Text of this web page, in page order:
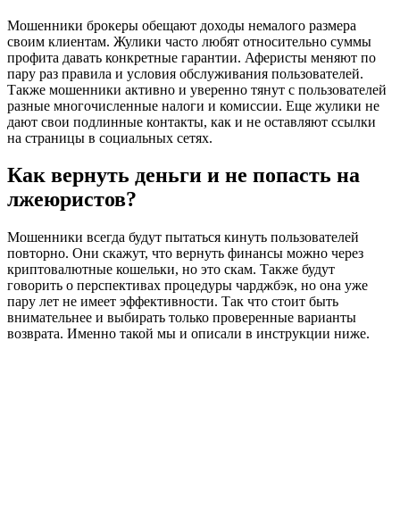
Мошенники брокеры обещают доходы немалого размера
своим клиентам. Жулики часто любят относительно суммы
профита давать конкретные гарантии. Аферисты меняют по
пару раз правила и условия обслуживания пользователей.
Также мошенники активно и уверенно тянут с пользователей
разные многочисленные налоги и комиссии. Еще жулики не
дают свои подлинные контакты, как и не оставляют ссылки
на страницы в социальных сетях.
Как вернуть деньги и не попасть на
лжеюристов?
Мошенники всегда будут пытаться кинуть пользователей
повторно. Они скажут, что вернуть финансы можно через
криптовалютные кошельки, но это скам. Также будут
говорить о перспективах процедуры чарджбэк, но она уже
пару лет не имеет эффективности. Так что стоит быть
внимательнее и выбирать только проверенные варианты
возврата. Именно такой мы и описали в инструкции ниже.